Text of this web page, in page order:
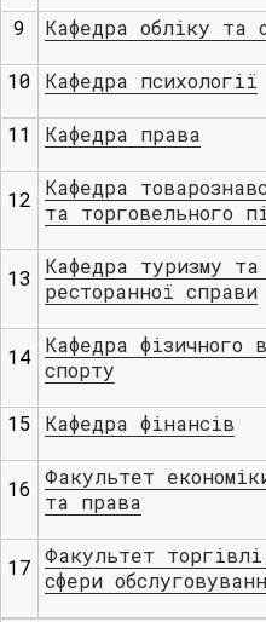
9 Кафедра обліку та
10 Кафедра пcихології
11 Кафедра права
12
Кафедра
та торговельного
13
Кафедра туризму
ресторанної справи
14
Кафедра фізичного
спорту
15 Кафедра фінансів
16
Факультет
та права
17 Факультет
сфери